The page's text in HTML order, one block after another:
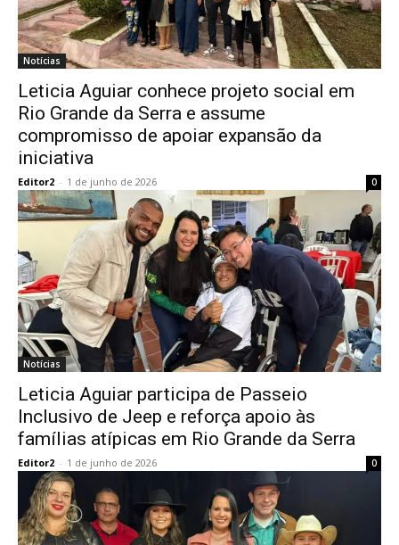
Notícias
Leticia Aguiar conhece projeto social em
Rio Grande da Serra e assume
compromisso de apoiar expansão da
iniciativa
Editor2 - 1 de junho de 2026 0
Notícias
Leticia Aguiar participa de Passeio
Inclusivo de Jeep e reforça apoio às
famílias atípicas em Rio Grande da Serra
Editor2 - 1 de junho de 2026 0